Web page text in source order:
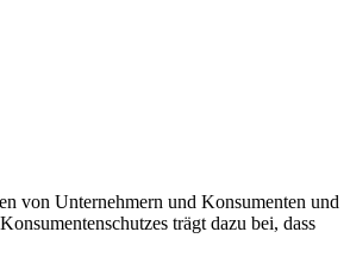
von Unternehmern und Konsumenten und
trägt dazu bei, dass